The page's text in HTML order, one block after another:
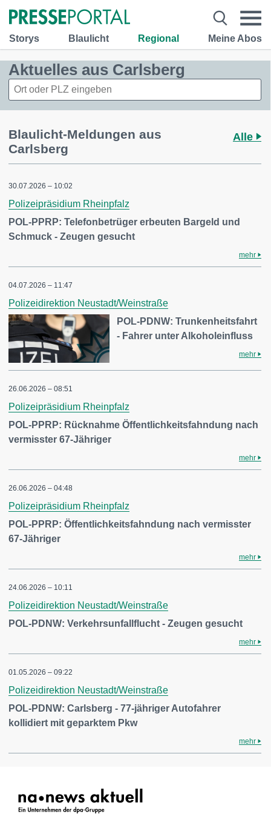
Storys Blaulicht Regional Meine Abos
Aktuelles aus Carlsberg
Blaulicht-Meldungen aus
Carlsberg
Alle
30.07.2026 – 10:02
Polizeipräsidium Rheinpfalz
POL-PPRP: Telefonbetrüger erbeuten Bargeld und
Schmuck - Zeugen gesucht
mehr
04.07.2026 – 11:47
Polizeidirektion Neustadt/Weinstraße
POL-PDNW: Trunkenheitsfahrt
- Fahrer unter Alkoholeinfluss
mehr
26.06.2026 – 08:51
Polizeipräsidium Rheinpfalz
POL-PPRP: Rücknahme Öffentlichkeitsfahndung nach
vermisster 67-Jähriger
mehr
26.06.2026 – 04:48
Polizeipräsidium Rheinpfalz
POL-PPRP: Öffentlichkeitsfahndung nach vermisster
67-Jähriger
mehr
24.06.2026 – 10:11
Polizeidirektion Neustadt/Weinstraße
POL-PDNW: Verkehrsunfallflucht - Zeugen gesucht
mehr
01.05.2026 – 09:22
Polizeidirektion Neustadt/Weinstraße
POL-PDNW: Carlsberg - 77-jähriger Autofahrer
kollidiert mit geparktem Pkw
mehr